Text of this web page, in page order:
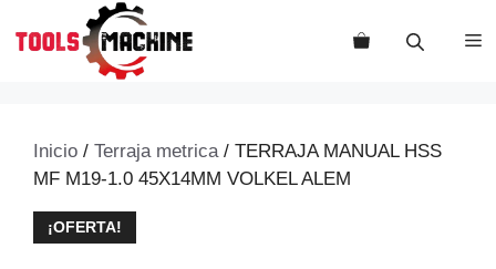
Inicio / Terraja metrica/ TERRAJA MANUAL HSS
MF M19-1.0 45X14MM VOLKEL ALEM
¡OFERTA!